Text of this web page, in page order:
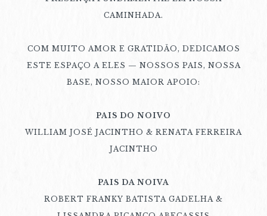
CAMINHADA.
COM MUITO AMOR E GRATIDÃO, DEDICAMOS
ESTE ESPAÇO A ELES — NOSSOS PAIS, NOSSA
BASE, NOSSO MAIOR APOIO:
PAIS DO NOIVO
WILLIAM JOSÉ JACINTHO & RENATA FERREIRA
JACINTHO
PAIS DA NOIVA
ROBERT FRANKY BATISTA GADELHA &